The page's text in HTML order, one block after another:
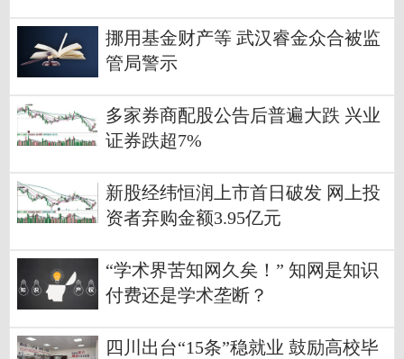
挪用基金财产等 武汉睿金众合被监
管局警示
多家券商配股公告后普遍大跌 兴业
证券跌超7%
新股经纬恒润上市首日破发 网上投
资者弃购金额3.95亿元
“学术界苦知网久矣！” 知网是知识
付费还是学术垄断？
四川出台“15条”稳就业 鼓励高校毕